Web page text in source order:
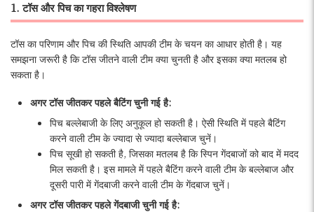
1. टॉस और पिच का गहरा विश्लेषण
टॉस का परिणाम और पिच की स्थिति आपकी टीम के चयन का आधार होती है। यह
समझना जरूरी है कि टॉस जीतने वाली टीम क्या चुनती है और इसका क्या मतलब हो
सकता है।
अगर टॉस जीतकर पहले बैटिंग चुनी गई है:
पिच बल्लेबाजी के लिए अनुकूल हो सकती है। ऐसी स्थिति में पहले बैटिंग
करने वाली टीम के ज्यादा से ज्यादा बल्लेबाज चुनें।
पिच सूखी हो सकती है, जिसका मतलब है कि स्पिन गेंदबाजों को बाद में मदद
मिल सकती है। इस मामले में पहले बैटिंग करने वाली टीम के बल्लेबाज और
दूसरी पारी में गेंदबाजी करने वाली टीम के गेंदबाज चुनें।
अगर टॉस जीतकर पहले गेंदबाजी चुनी गई है: